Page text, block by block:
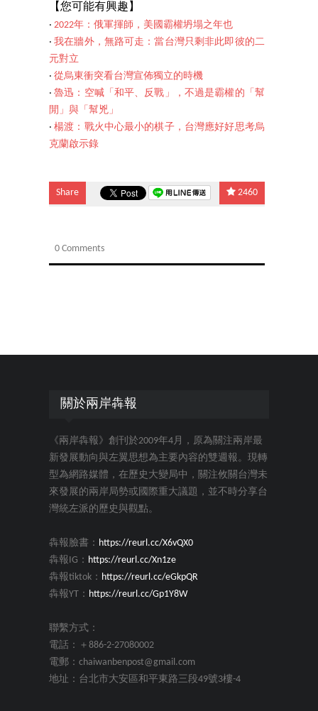
【您可能有興趣】
‧ 2022年：俄軍揮師，美國霸權坍塌之年也
‧我在牆外，無路可走：當台灣只剩非此即彼的二
元對立
‧ 從烏東衝突看台灣宣佈獨立的時機
‧魯迅：空喊「和平、反戰」，不過是霸權的「幫
閒」與「幫兇」
‧楊渡：戰火中心最小的棋子，台灣應好好思考烏
克蘭啟示錄
Share 2460
0 Comments
關於兩岸犇報
《兩岸犇報》創刊於2009年4月，原為關注兩岸最
新發展動向與左翼思想為主要內容的雙週報。現轉
型為網路媒體，在歷史大變局中，關注攸關台灣未
來發展的兩岸局勢或國際重大議題，並不時分享台
灣統左派的歷史與觀點。
犇報臉書： https://reurl.cc/X6vQX0
犇報IG： https://reurl.cc/Xn1ze
犇報tiktok： https://reurl.cc/eGkpQR
犇報YT： https://reurl.cc/Gp1Y8W
聯繫方式：
電話：＋886-2-27080002
電郵：chaiwanbenpost@gmail.com
地址：台北市大安區和平東路三段49號3樓-4